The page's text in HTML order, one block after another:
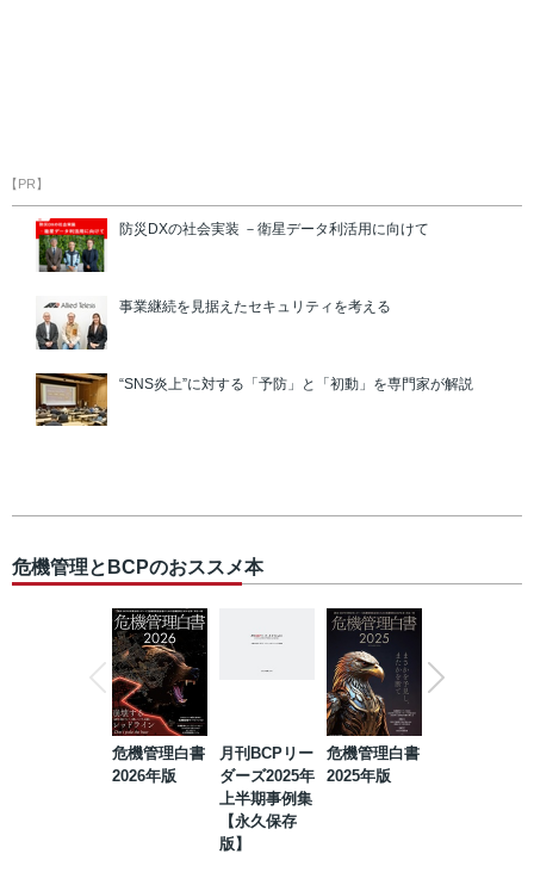
【PR】
防災DXの社会実装 －衛星データ利活用に向けて
事業継続を見据えたセキュリティを考える
“SNS炎上”に対する「予防」と「初動」を専門家が解説
危機管理とBCPのおススメ本
危機管理白書
2026年版
月刊BCPリー
ダーズ2025年
上半期事例集
【永久保存
版】
危機管理白書
2025年版